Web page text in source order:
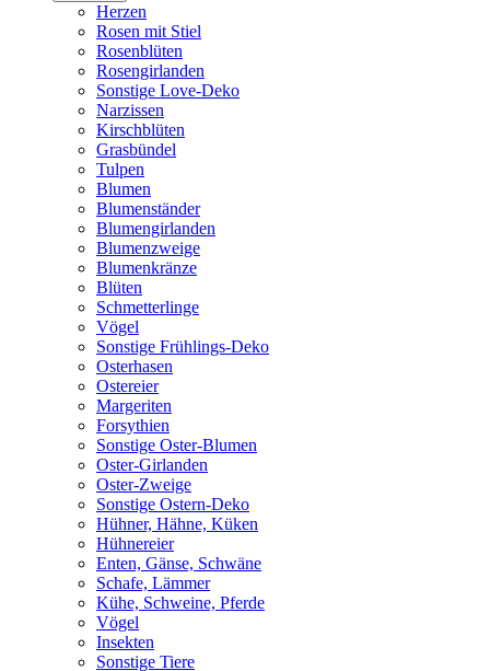
Herzen
Rosen mit Stiel
Rosenblüten
Rosengirlanden
Sonstige Love-Deko
Narzissen
Kirschblüten
Grasbündel
Tulpen
Blumen
Blumenständer
Blumengirlanden
Blumenzweige
Blumenkränze
Blüten
Schmetterlinge
Vögel
Sonstige Frühlings-Deko
Osterhasen
Ostereier
Margeriten
Forsythien
Sonstige Oster-Blumen
Oster-Girlanden
Oster-Zweige
Sonstige Ostern-Deko
Hühner, Hähne, Küken
Hühnereier
Enten, Gänse, Schwäne
Schafe, Lämmer
Kühe, Schweine, Pferde
Vögel
Insekten
Sonstige Tiere